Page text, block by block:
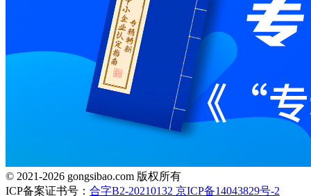
© 2021-2026 gongsibao.com 版权所有
ICP备案证书号： 合字B2-20210132 京ICP备14043829号-2